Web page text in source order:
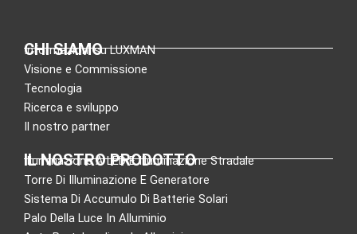
CHI SIAMO
Informazioni su LUXMAN
Visione e Commissione
Tecnologia
Ricerca e sviluppo
Il nostro partner
IL NOSTRO PRODOTTO
Illuminazione A LED E Illuminazione Stradale
Torre Di Illuminazione E Generatore
Sistema Di Accumulo Di Batterie Solari
Palo Della Luce In Alluminio